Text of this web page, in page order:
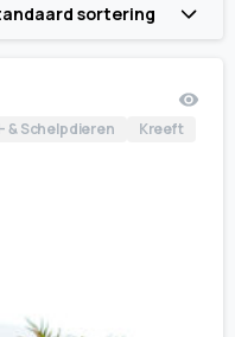
sortering
& Schelpdieren
Kreeft